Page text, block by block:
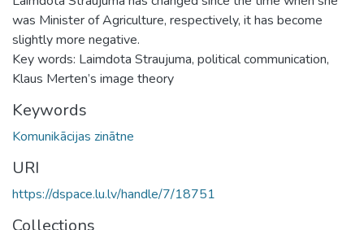
was Minister of Agriculture, respectively, it has become
slightly more negative.
Key words: Laimdota Straujuma, political communication,
Klaus Merten’s image theory
Keywords
Komunikācijas zinātne
URI
https://dspace.lu.lv/handle/7/18751
Collections